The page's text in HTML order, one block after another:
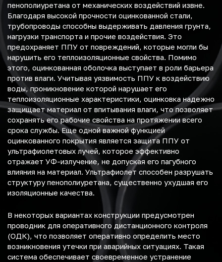
пенополиуретана от механических воздействий извне.
Благодаря высокой прочности оцинкованной стали,
трубопроводы способны выдерживать давления грунта,
нагрузки транспорта и прочие воздействия. Это
предохраняет ППУ от повреждений, которые могли бы
нарушить его теплоизоляционные свойства. Помимо
этого, оцинкованная оболочка выступает в роли барьера
против влаги. Учитывая уязвимость ППУ к воздействию
воды, проникновение которой нарушает его
теплоизоляционные характеристики, оцинковка надежно
защищает материал от впитывания влаги, что позволяет
сохранять его рабочие свойства на протяжении всего
срока службы. Еще одной важной функцией
оцинкованного покрытия является защита ППУ от
ультрафиолетовых лучей, которое эффективно
отражает УФ-излучение, не допуская его пагубного
влияния на материал. Ультрафиолет способен разрушать
структуру пенополиуретана, существенно ухудшая его
изоляционные качества.
В некоторых вариантах конструкции предусмотрен
проводник для оперативного дистанционного контроля
(ОДК), что позволяет оперативно определить место
возникновения утечки при аварийных ситуациях. Такая
система обеспечивает своевременное устранение